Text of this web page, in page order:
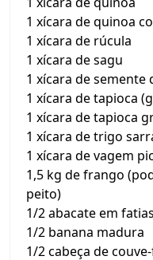
1 xícara de quinoa
1 xícara de rúcula
1 xícara de sagu
1 xícara de semente
1 xícara de tapioca
1 xícara de tapioca
1 xícara de trigo
1 xícara de vagem
1,5 kg de frango
peito)
1/2 abacate em fatias
1/2 banana madura
1/2 cabeça de